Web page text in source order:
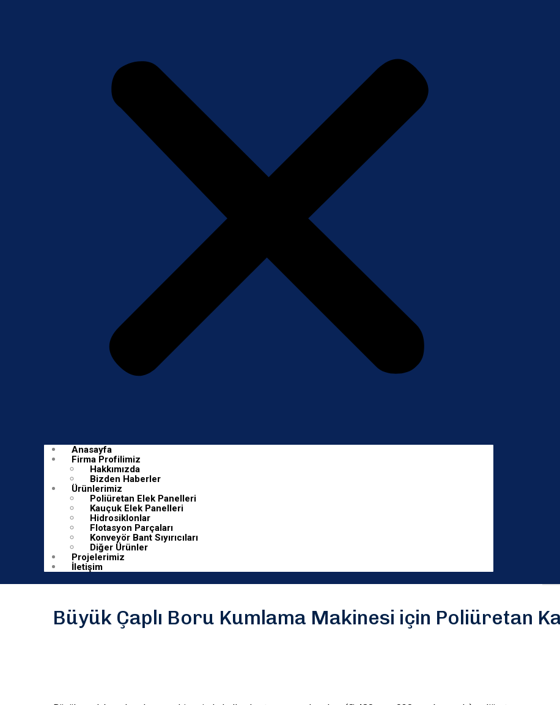
Anasayfa
Firma Profilimiz
Hakkımızda
Bizden Haberler
Ürünlerimiz
Poliüretan Elek Panelleri
Kauçuk Elek Panelleri
Hidrosiklonlar
Flotasyon Parçaları
Konveyör Bant Sıyırıcıları
Diğer Ürünler
Projelerimiz
İletişim
Büyük Çaplı Boru Kumlama Makinesi için Poliüretan